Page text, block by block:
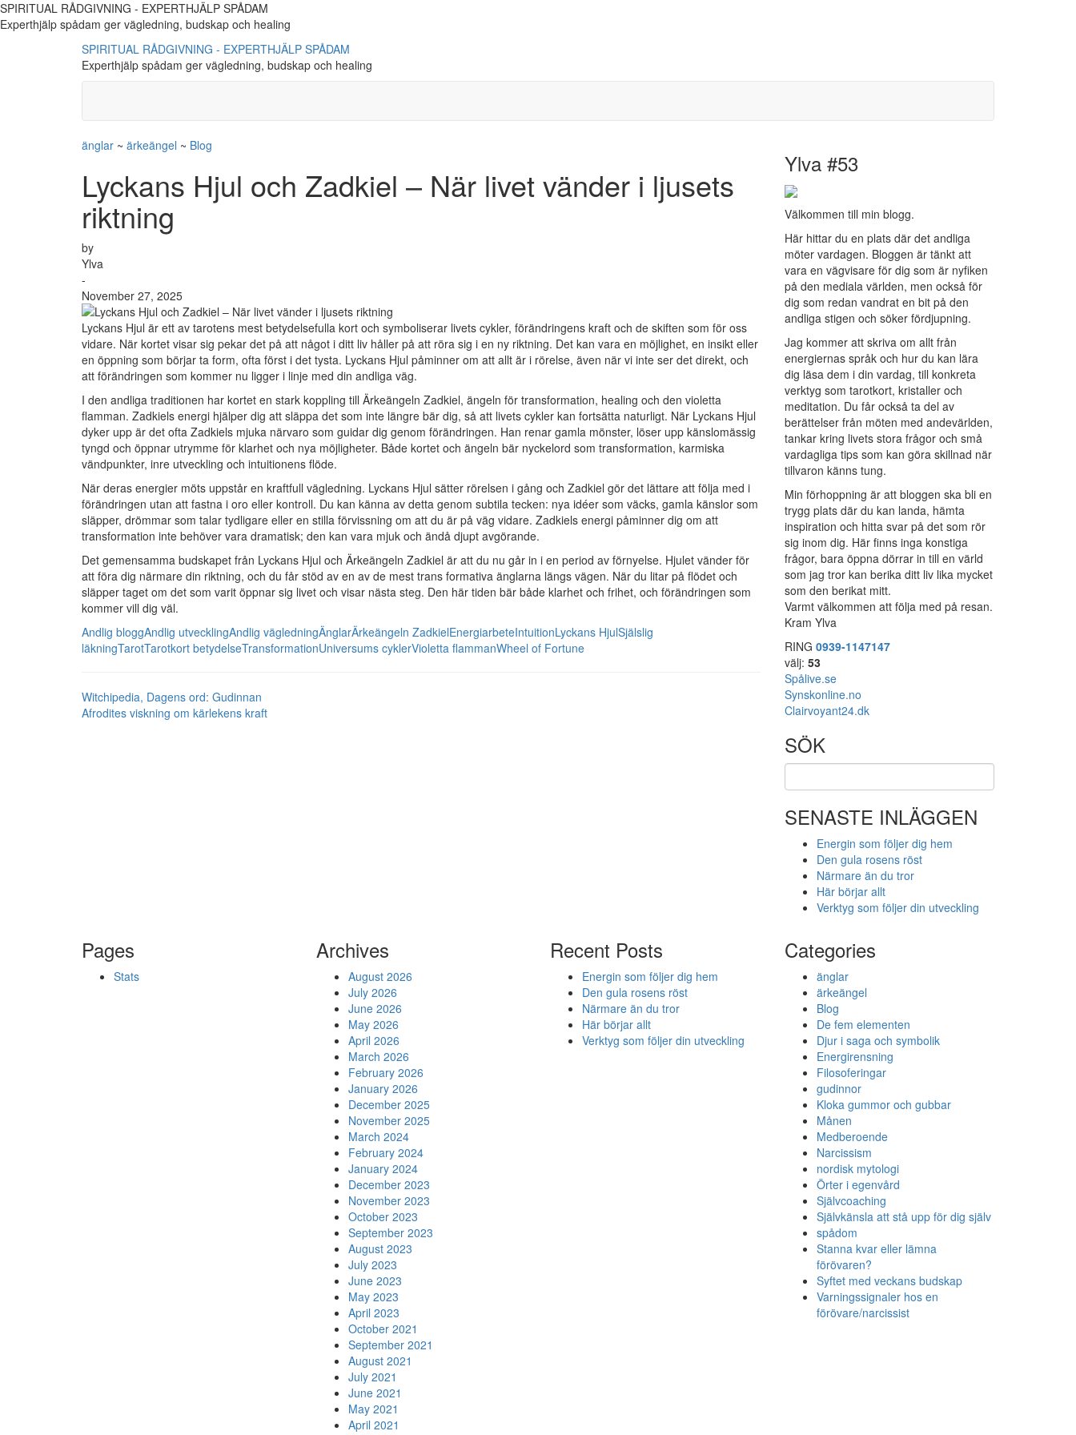
SPIRITUAL RÅDGIVNING - EXPERTHJÄLP SPÅDAM
Experthjälp spådam ger vägledning, budskap och healing
SPIRITUAL RÅDGIVNING - EXPERTHJÄLP SPÅDAM
Experthjälp spådam ger vägledning, budskap och healing
änglar ~ ärkeängel ~ Blog
Lyckans Hjul och Zadkiel – När livet vänder i ljusets
riktning
by
Ylva
-
November 27, 2025
Lyckans Hjul är ett av tarotens mest betydelsefulla kort och symboliserar livets cykler, förändringens kraft och de skiften som för oss
vidare. När kortet visar sig pekar det på att något i ditt liv håller på att röra sig i en ny riktning. Det kan vara en möjlighet, en insikt eller
en öppning som börjar ta form, ofta först i det tysta. Lyckans Hjul påminner om att allt är i rörelse, även när vi inte ser det direkt, och
att förändringen som kommer nu ligger i linje med din andliga väg.
I den andliga traditionen har kortet en stark koppling till Ärkeängeln Zadkiel, ängeln för transformation, healing och den violetta
flamman. Zadkiels energi hjälper dig att släppa det som inte längre bär dig, så att livets cykler kan fortsätta naturligt. När Lyckans Hjul
dyker upp är det ofta Zadkiels mjuka närvaro som guidar dig genom förändringen. Han renar gamla mönster, löser upp känslomässig
tyngd och öppnar utrymme för klarhet och nya möjligheter. Både kortet och ängeln bär nyckelord som transformation, karmiska
vändpunkter, inre utveckling och intuitionens flöde.
När deras energier möts uppstår en kraftfull vägledning. Lyckans Hjul sätter rörelsen i gång och Zadkiel gör det lättare att följa med i
förändringen utan att fastna i oro eller kontroll. Du kan känna av detta genom subtila tecken: nya idéer som väcks, gamla känslor som
släpper, drömmar som talar tydligare eller en stilla förvissning om att du är på väg vidare. Zadkiels energi påminner dig om att
transformation inte behöver vara dramatisk; den kan vara mjuk och ändå djupt avgörande.
Det gemensamma budskapet från Lyckans Hjul och Ärkeängeln Zadkiel är att du nu går in i en period av förnyelse. Hjulet vänder för
att föra dig närmare din riktning, och du får stöd av en av de mest trans formativa änglarna längs vägen. När du litar på flödet och
släpper taget om det som varit öppnar sig livet och visar nästa steg. Den här tiden bär både klarhet och frihet, och förändringen som
kommer vill dig väl.
Andlig bloggAndlig utvecklingAndlig vägledningÄnglarÄrkeängeln ZadkielEnergiarbeteIntuitionLyckans HjulSjälslig
läkningTarotTarotkort betydelseTransformationUniversums cyklerVioletta flammanWheel of Fortune
Witchipedia, Dagens ord: Gudinnan
Afrodites viskning om kärlekens kraft
Ylva #53
Välkommen till min blogg.
Här hittar du en plats där det andliga
möter vardagen. Bloggen är tänkt att
vara en vägvisare för dig som är nyfiken
på den mediala världen, men också för
dig som redan vandrat en bit på den
andliga stigen och söker fördjupning.
Jag kommer att skriva om allt från
energiernas språk och hur du kan lära
dig läsa dem i din vardag, till konkreta
verktyg som tarotkort, kristaller och
meditation. Du får också ta del av
berättelser från möten med andevärlden,
tankar kring livets stora frågor och små
vardagliga tips som kan göra skillnad när
tillvaron känns tung.
Min förhoppning är att bloggen ska bli en
trygg plats där du kan landa, hämta
inspiration och hitta svar på det som rör
sig inom dig. Här finns inga konstiga
frågor, bara öppna dörrar in till en värld
som jag tror kan berika ditt liv lika mycket
som den berikat mitt.
Varmt välkommen att följa med på resan.
Kram Ylva
RING 0939-1147147
välj: 53
Spålive.se
Synskonline.no
Clairvoyant24.dk
SÖK
SENASTE INLÄGGEN
Energin som följer dig hem
Den gula rosens röst
Närmare än du tror
Här börjar allt
Verktyg som följer din utveckling
Pages
Stats
Archives
August 2026
July 2026
June 2026
May 2026
April 2026
March 2026
February 2026
January 2026
December 2025
November 2025
March 2024
February 2024
January 2024
December 2023
November 2023
October 2023
September 2023
August 2023
July 2023
June 2023
May 2023
April 2023
October 2021
September 2021
August 2021
July 2021
June 2021
May 2021
April 2021
Recent Posts
Energin som följer dig hem
Den gula rosens röst
Närmare än du tror
Här börjar allt
Verktyg som följer din utveckling
Categories
änglar
ärkeängel
Blog
De fem elementen
Djur i saga och symbolik
Energirensning
Filosoferingar
gudinnor
Kloka gummor och gubbar
Månen
Medberoende
Narcissism
nordisk mytologi
Örter i egenvård
Självcoaching
Självkänsla att stå upp för dig själv
spådom
Stanna kvar eller lämna
förövaren?
Syftet med veckans budskap
Varningssignaler hos en
förövare/narcissist